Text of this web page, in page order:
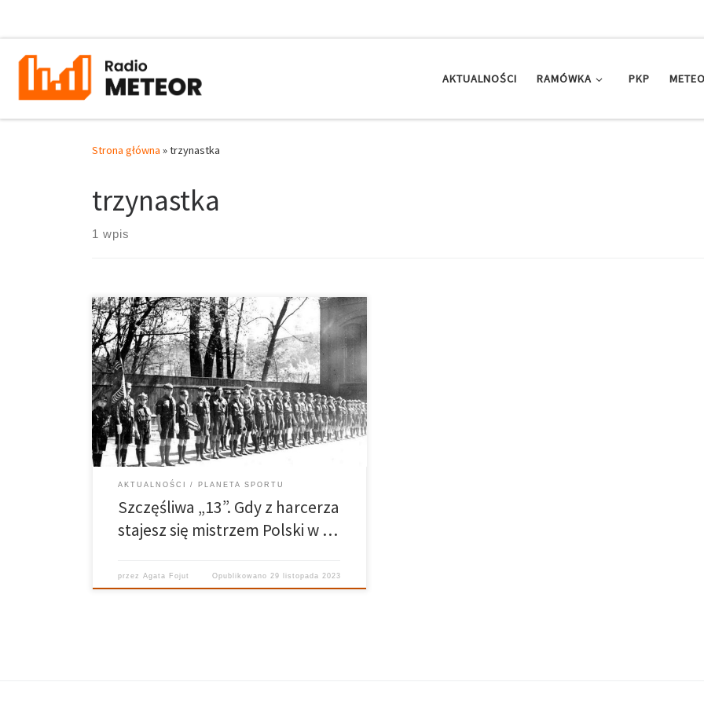
AKTUALNOŚCI RAMÓWKA PKP
Strona główna »trzynastka
trzynastka
1 wpis
Czarna „13” – mało kto dziś pamięta o legendzie
przedwojennej koszykówki, a przecież wśród
pierwszych historycznych mistrzów Polski znaleźli się
późniejsi reprezentanci Polski i olimpijczycy. To
właśnie w poznańskiej drużynie harcerskiej im.
hetmana Zamoyskiego pierwsze sportowe
doświadczenia zbierali m.in. zdolni […]
AKTUALNOŚCI PLANETA SPORTU
Szczęśliwa „13”. Gdy z harcerza
stajesz się mistrzem Polski w …
przezAgata Fojut Opublikowano 29 listopada 2023